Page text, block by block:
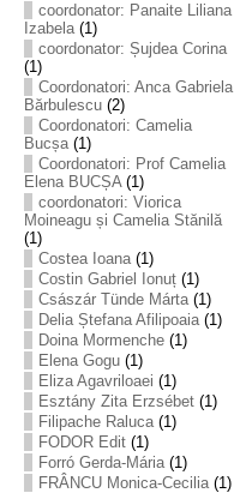
coordonator: Panaite Liliana
Izabela(1)
coordonator: Șujdea Corina
(1)
Coordonatori: Anca Gabriela
Bărbulescu(2)
Coordonatori: Camelia
Bucșa(1)
Coordonatori: Prof Camelia
Elena BUCȘA(1)
coordonatori: Viorica
Moineagu și Camelia Stănilă
(1)
Costea Ioana(1)
Costin Gabriel Ionuț(1)
Császár Tünde Márta(1)
Delia Ștefana Afilipoaia(1)
Doina Mormenche(1)
Elena Gogu(1)
Eliza Agavriloaei (1)
Esztány Zita Erzsébet(1)
Filipache Raluca(1)
FODOR Edit(1)
Forró Gerda-Mária(1)
FRÂNCU Monica-Cecilia(1)